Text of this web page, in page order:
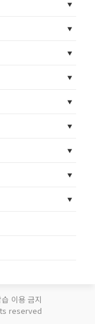
이용 금지
reserved